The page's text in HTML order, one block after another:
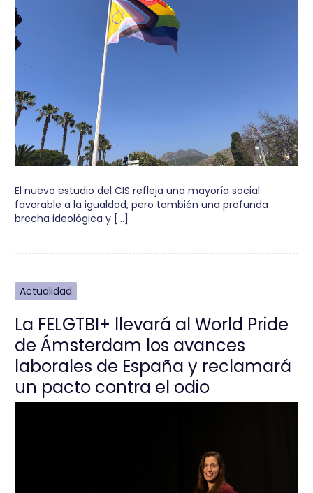
El nuevo estudio del CIS refleja una mayoría social
favorable a la igualdad, pero también una profunda
brecha ideológica y […]
Actualidad
La FELGTBI+ llevará al World Pride
de Ámsterdam los avances
laborales de España y reclamará
un pacto contra el odio